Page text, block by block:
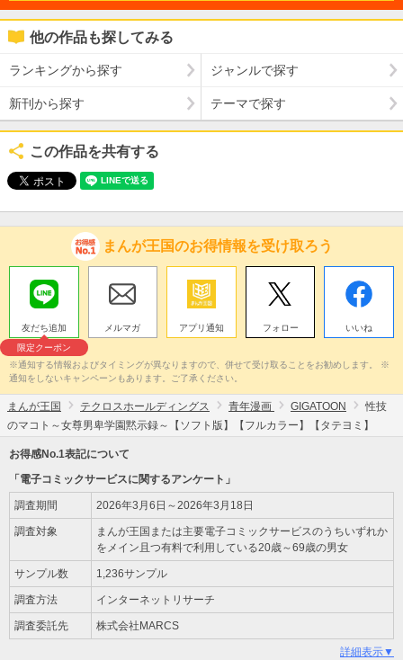
他の作品も探してみる
ランキングから探す ジャンルで探す
新刊から探す テーマで探す
この作品を共有する
まんが王国のお得情報を受け取ろう
友だち追加
限定クーポン
メルマガ アプリ通知 フォロー いいね
※通知する情報およびタイミングが異なりますので、併せて受け取ることをお勧めします。 ※
通知をしないキャンペーンもあります。ご了承ください。
まんが王国 テクロスホールディングス 青年漫画 GIGATOON
性技
のマコト～女尊男卑学園黙示録～【ソフト版】【フルカラー】【タテヨミ】
お得感No.1表記について
「電子コミックサービスに関するアンケート」
調査期間 2026年3月6日～2026年3月18日
調査対象
まんが王国または主要電子コミックサービスのうちいずれか
をメイン且つ有料で利用している20歳～69歳の男女
サンプル数 1,236サンプル
調査方法 インターネットリサーチ
調査委託先 株式会社MARCS
詳細表示▼